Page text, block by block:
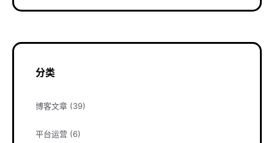
分类
博客文章 (39)
平台运营 (6)